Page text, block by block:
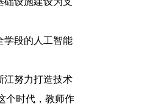
学段的人工智能
江努力打造技术
个时代，教师作